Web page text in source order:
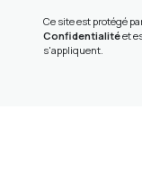
Ce site est protégé
Confidentialitéet
s'appliquent.